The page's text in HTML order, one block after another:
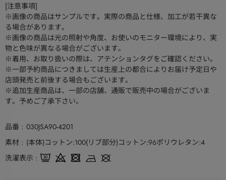
[注意事項]
※画像の商品はサンプルです。実際の商品と仕様、加工が若干異な
る場合があります。
※画像の商品は光の照射や角度、お使いのモニター環境により、実
物と色味が異なる場合がございます。
※着用、お取り扱いの際は、アテンションタグをご確認ください。
※一部予約商品につきましては生産上の都合によりお届け予定日や
店頭発売と前後する場合もございます。
※追加生産商品は、一部の店舗、通販で販売中の場合がございま
す。予めご了承下さい。
品番
030JSA90-4201
素材
(本体)コットン:100(リブ部分)コットン:96ポリウレタン:4
洗濯表示